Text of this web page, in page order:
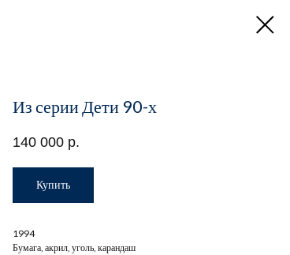
Из серии Дети 90-х
140 000 р.
Купить
1994
Бумага, акрил, уголь, карандаш